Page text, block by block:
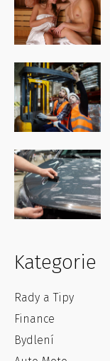
Kategorie
Rady a Tipy
Finance
Bydlení